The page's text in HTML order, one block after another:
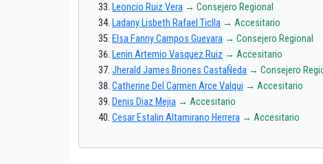
Leoncio Ruiz Vera → Consejero Regional
Ladany Lisbeth Rafael Ticlla → Accesitario
Elsa Fanny Campos Guevara → Consejero Regional
Lenin Artemio Vasquez Ruiz → Accesitario
Jherald James Briones CastaÑeda → Consejero
Catherine Del Carmen Arce Valqui → Accesitario
Denis Diaz Mejia → Accesitario
Cesar Estalin Altamirano Herrera → Accesitario